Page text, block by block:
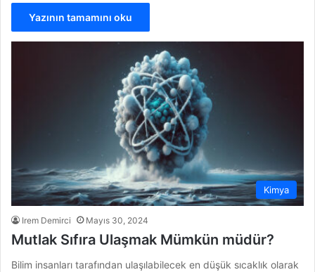
Yazının tamamını oku
Kimya
Irem Demirci Mayıs 30, 2024
Mutlak Sıfıra Ulaşmak Mümkün müdür?
Bilim insanları tarafından ulaşılabilecek en düşük sıcaklık olarak